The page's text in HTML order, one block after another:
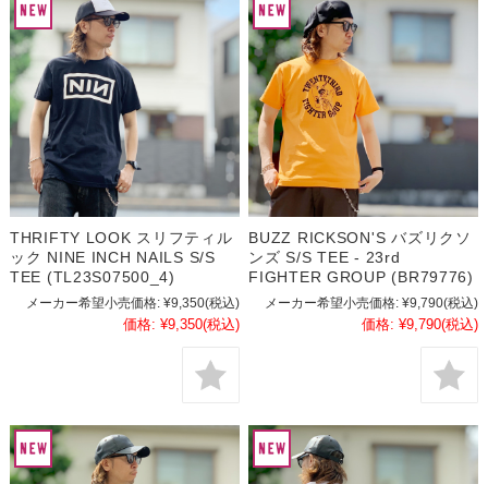
THRIFTY LOOK スリフティル
ック NINE INCH NAILS S/S
TEE (TL23S07500_4)
メーカー希望小売価格: ¥9,350(税込)
価格: ¥9,350(税込)
BUZZ RICKSON'S バズリクソ
ンズ S/S TEE - 23rd
FIGHTER GROUP (BR79776)
メーカー希望小売価格: ¥9,790(税込)
価格: ¥9,790(税込)